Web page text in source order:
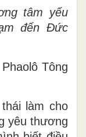
tâm yếu
đến Ðức
Tông
làm cho
yêu thương